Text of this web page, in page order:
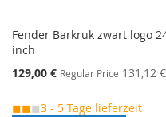
Fender Barkruk zwart logo
inch
Special
129,00 € Regular Price 131,12 €
◼◼◼3 - 5 Tage lieferzeit